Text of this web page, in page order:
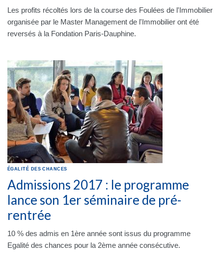
Les profits récoltés lors de la course des Foulées de l'Immobilier
organisée par le Master Management de l'Immobilier ont été
reversés à la Fondation Paris-Dauphine.
ÉGALITÉ DES CHANCES
Admissions 2017 : le programme
lance son 1er séminaire de pré-
rentrée
10 % des admis en 1ère année sont issus du programme
Egalité des chances pour la 2ème année consécutive.